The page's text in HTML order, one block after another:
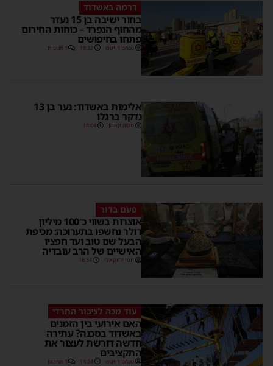
דרמה באשדוד
בחור ישיבה בן 15 נעדר
מהחוף הנפרד – כוחות החירום
פתחו בחיפושים
מנחם דויטש 18:32 1 תגובות
אלימות באשדוד: נער בן 13
נדקר ברגלו
משה קאהן 18:04
פעם בדור
אוצרות בשווי כ־100 מיליון
דולר נחשפו בתערוכה: מכיפת
הבעל שם טוב ועד חפציו
האישיים של הרב עובדיה
יוסי יחזקאלי 16:34
עוד מכה לציבור החרדי
האם אירועי בין הזמנים
באשדוד בסכנה? עתירה
חדשה דורשת לעצור את
התקציבים
מנחם דויטש 14:24 1 תגובות